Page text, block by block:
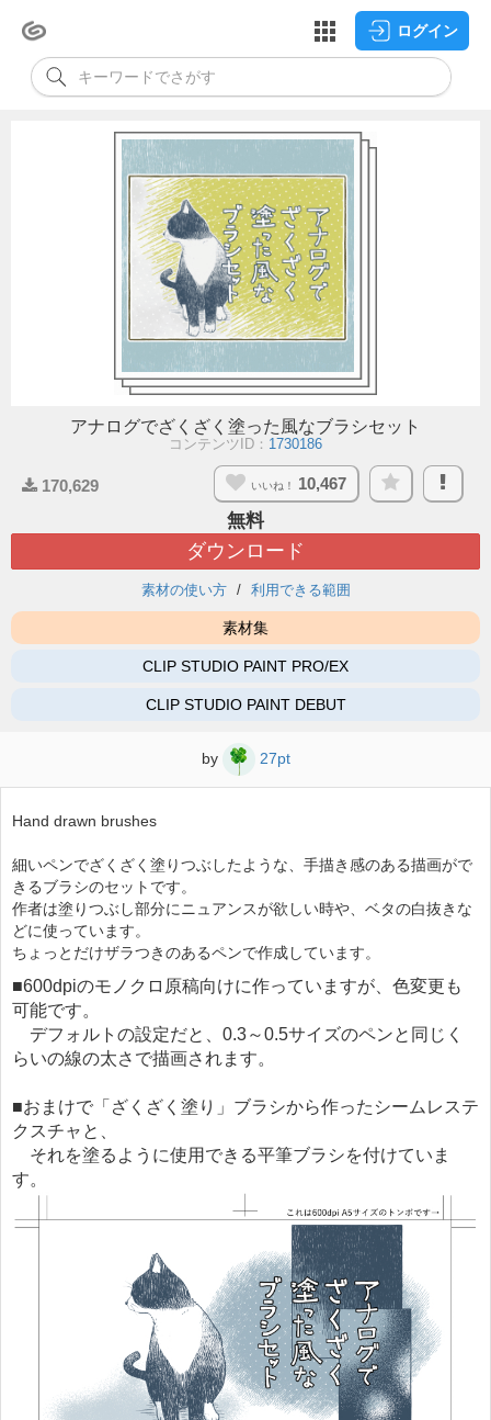
ログイン
アナログでざくざく塗った風なブラシセット
コンテンツID： 1730186
170,629 いいね！ 10,467
無料
ダウンロード
素材の使い方 利用できる範囲
素材集
CLIP STUDIO PAINT PRO/EX
CLIP STUDIO PAINT DEBUT
by 27pt
Hand drawn brushes
細いペンでざくざく塗りつぶしたような、手描き感のある描画がで
きるブラシのセットです。
作者は塗りつぶし部分にニュアンスが欲しい時や、ベタの白抜きな
どに使っています。
ちょっとだけザラつきのあるペンで作成しています。
■600dpiのモノクロ原稿向けに作っていますが、色変更も
可能です。
デフォルトの設定だと、0.3～0.5サイズのペンと同じく
らいの線の太さで描画されます。
■おまけで「ざくざく塗り」ブラシから作ったシームレステ
クスチャと、
それを塗るように使用できる平筆ブラシを付けていま
す。